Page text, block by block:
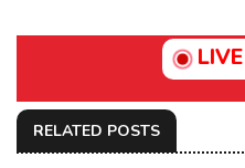
RELATED POSTS